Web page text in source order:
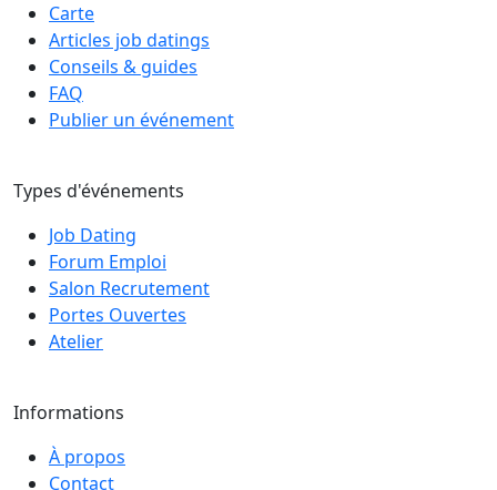
Carte
Articles job datings
Conseils & guides
FAQ
Publier un événement
Types d'événements
Job Dating
Forum Emploi
Salon Recrutement
Portes Ouvertes
Atelier
Informations
À propos
Contact